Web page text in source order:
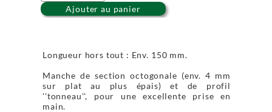
Ajouter au panier
Longueur hors tout : Env. 150 mm.
Manche de section octogonale (env. 4 mm
sur plat au plus épais) et de profil
''tonneau'', pour une excellente prise en
main.